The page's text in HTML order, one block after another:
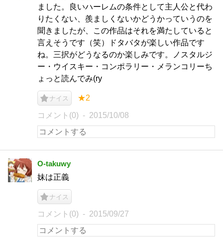
ました。良いハーレムの条件として主人公と代わ
りたくない、羨ましくないかどうかっていうのを
聞きましたが、この作品はそれを満たしていると
言えそうです（笑）ドタバタが楽しい作品です
ね。三択がどうなるのか楽しみです。ノスタルジ
ー・ウイスキー・コンポラリー・メランコリーち
ょっと読んでみ(ry
ナイス ★2
コメント(0) 2015/10/08
O-takuwy
妹は正義
ナイス
コメント(0) 2015/09/27